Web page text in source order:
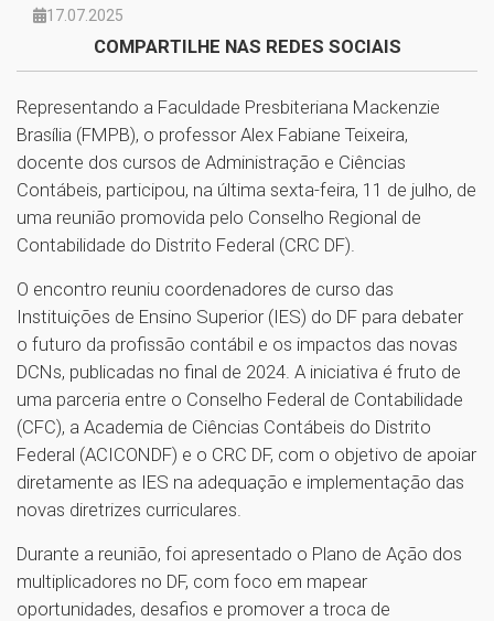
17.07.2025
COMPARTILHE NAS REDES SOCIAIS
Representando a Faculdade Presbiteriana Mackenzie
Brasília (FMPB), o professor Alex Fabiane Teixeira,
docente dos cursos de Administração e Ciências
Contábeis, participou, na última sexta-feira, 11 de julho, de
uma reunião promovida pelo Conselho Regional de
Contabilidade do Distrito Federal (CRC DF).
O encontro reuniu coordenadores de curso das
Instituições de Ensino Superior (IES) do DF para debater
o futuro da profissão contábil e os impactos das novas
DCNs, publicadas no final de 2024. A iniciativa é fruto de
uma parceria entre o Conselho Federal de Contabilidade
(CFC), a Academia de Ciências Contábeis do Distrito
Federal (ACICONDF) e o CRC DF, com o objetivo de apoiar
diretamente as IES na adequação e implementação das
novas diretrizes curriculares.
Durante a reunião, foi apresentado o Plano de Ação dos
multiplicadores no DF, com foco em mapear
oportunidades, desafios e promover a troca de